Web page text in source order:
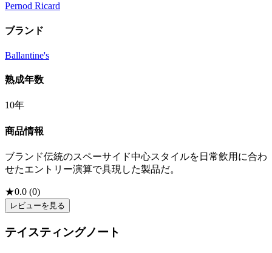
Pernod Ricard
ブランド
Ballantine's
熟成年数
10年
商品情報
ブランド伝統のスペーサイド中心スタイルを日常飲用に合わ
せたエントリー演算で具現した製品だ。
★0.0 (0)
レビューを見る
テイスティングノート